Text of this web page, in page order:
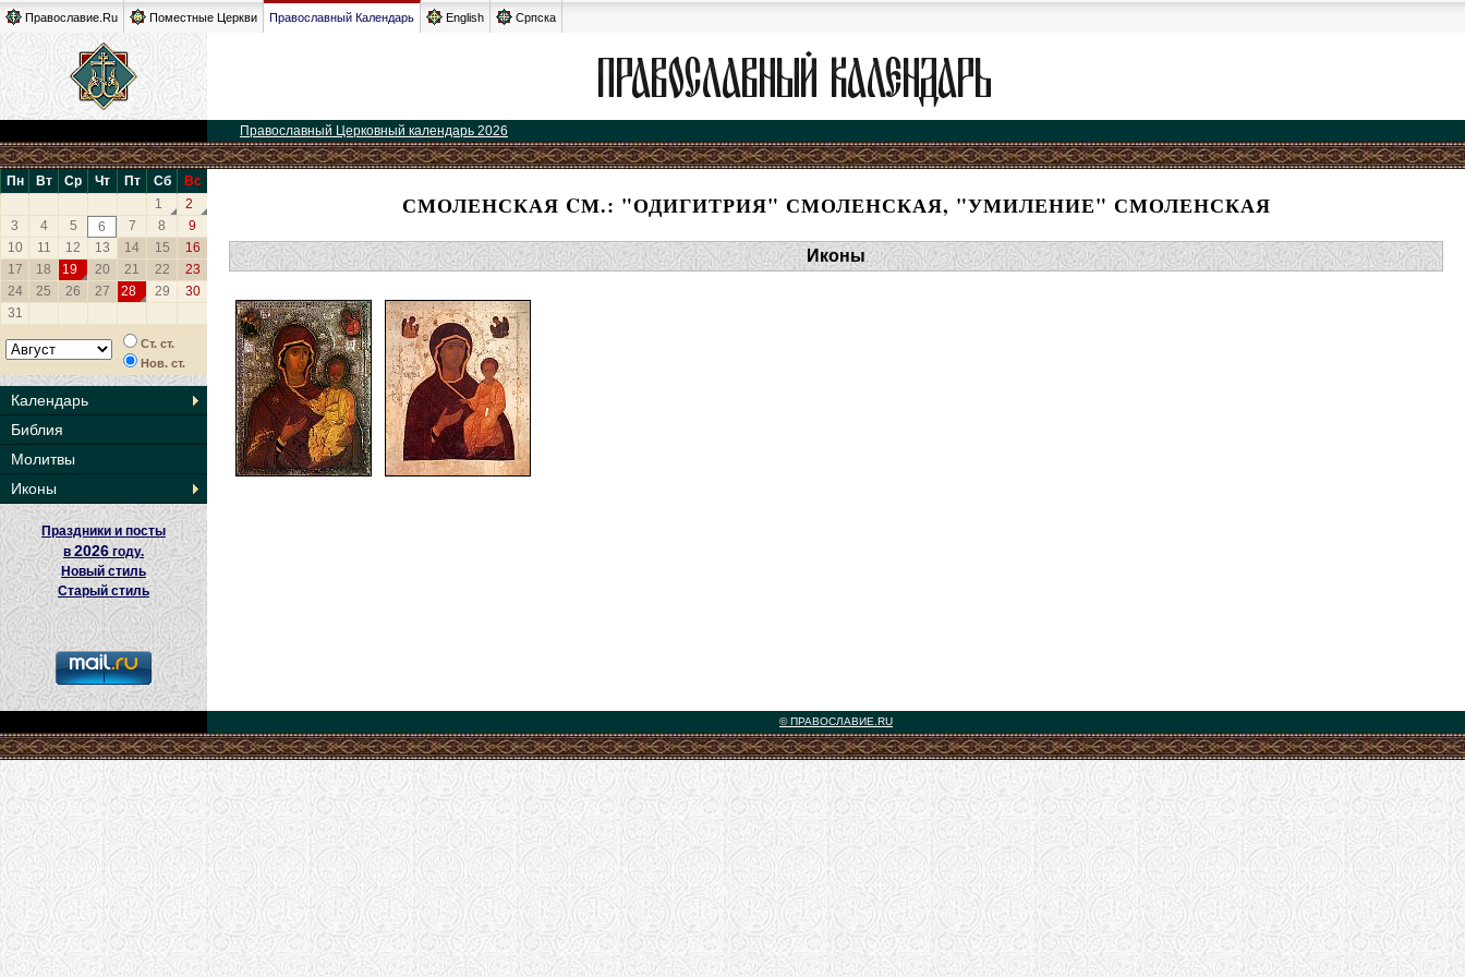
Православие.Ru Поместные Церкви Православный Календарь English Српска
Православный Церковный календарь 2026
Пн Вт Ср Чт Пт Сб
Вс
1
2
3
4 5 6 7 8
9
10
11 12 13 14 15
16
17
18 19 20 21 22
23
24
25 26 27 28 29
30
31
Ст. ст.
Нов. ст.
Календарь
Библия
Молитвы
Иконы
Праздники и посты
в2026 году.
Новый стиль
Старый стиль
СМОЛЕНСКАЯ CМ.: "ОДИГИТРИЯ" СМОЛЕНСКАЯ, "УМИЛЕНИЕ" СМОЛЕНСКАЯ
Иконы
© ПРАВОСЛАВИЕ.RU